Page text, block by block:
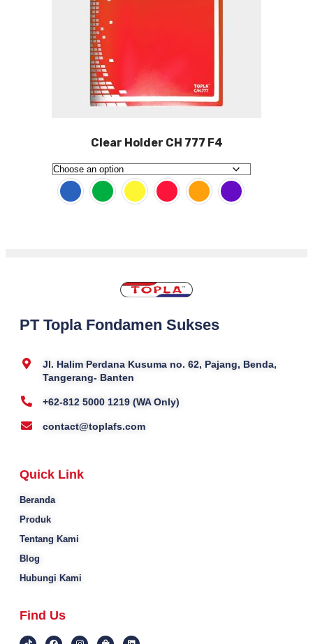
Clear Holder CH 777 F4
PT Topla Fondamen Sukses
Jl. Halim Perdana Kusuma no. 62, Pajang, Benda,
Tangerang- Banten
+62-812 5000 1219 (WA Only)
contact@toplafs.com
Quick Link
Beranda
Produk
Tentang Kami
Blog
Hubungi Kami
Find Us